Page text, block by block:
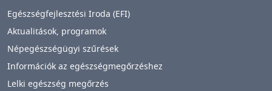
Egészségfejlesztési Iroda (EFI)
Aktualitások, programok
Népegészségügyi szűrések
Információk az egészségmegőrzéshez
Lelki egészség megőrzés